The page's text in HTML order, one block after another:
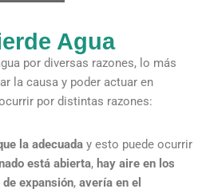
Agua
por diversas razones, lo más
la causa y poder actuar en
por distintas razones:
la adecuada y esto puede ocurrir
está abierta, hay aire en los
expansión, avería en el